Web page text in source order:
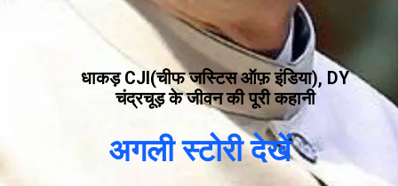
अगली स्टोरी देखें
धाकड़ CJI(चीफ जस्टिस ऑफ़ इंडिया), DY
चंद्रचूड़ के जीवन की पूरी कहानी